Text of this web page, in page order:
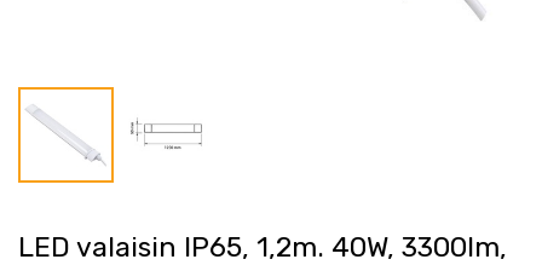
LED valaisin IP65, 1,2m. 40W, 3300lm,